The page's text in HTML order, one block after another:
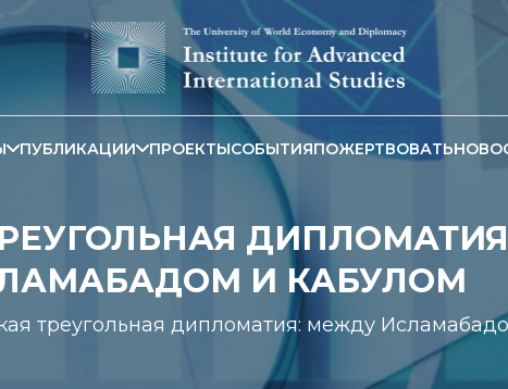
ПУБЛИКАЦИИ ПРОЕКТЫСОБЫТИЯПОЖЕРТВОВАТЬ
И КАБУЛОМ
треугольная дипломатия: между